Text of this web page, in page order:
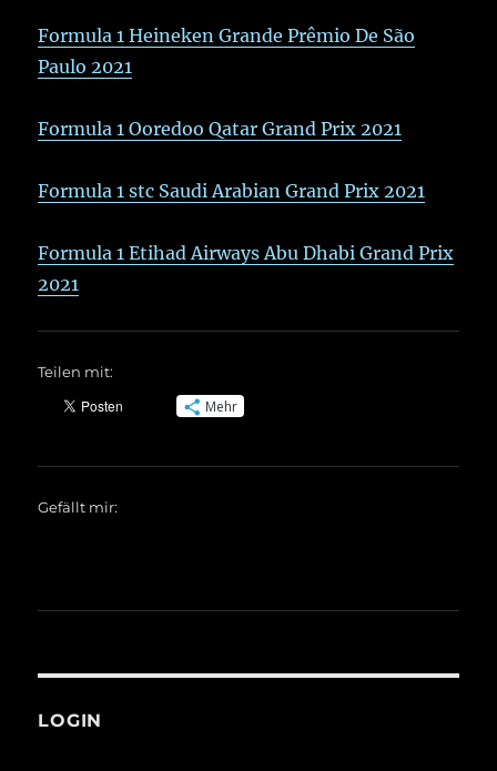
Formula 1 Heineken Grande Prêmio De São
Paulo 2021
Formula 1 Ooredoo Qatar Grand Prix 2021
Formula 1 stc Saudi Arabian Grand Prix 2021
Formula 1 Etihad Airways Abu Dhabi Grand Prix
2021
Teilen mit:
Mehr
Gefällt mir:
LOGIN